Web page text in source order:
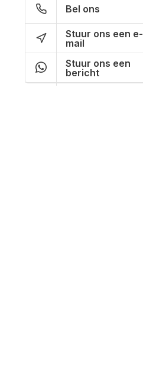
Bel ons
Stuur ons een e-
mail
Stuur ons een
bericht